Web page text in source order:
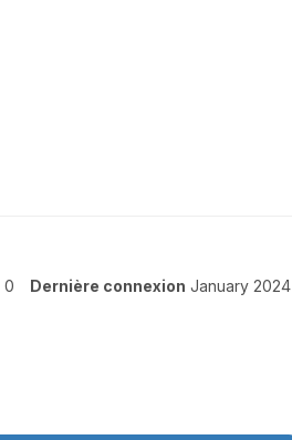
0 Dernière connexion January 2024